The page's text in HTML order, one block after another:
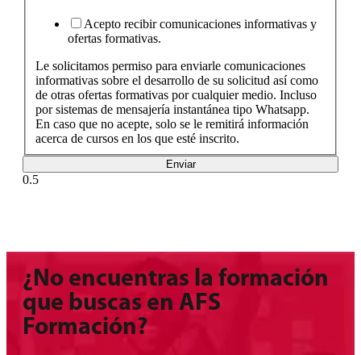
Acepto recibir comunicaciones informativas y
ofertas formativas.
Le solicitamos permiso para enviarle comunicaciones
informativas sobre el desarrollo de su solicitud así como
de otras ofertas formativas por cualquier medio. Incluso
por sistemas de mensajería instantánea tipo Whatsapp.
En caso que no acepte, solo se le remitirá información
acerca de cursos en los que esté inscrito.
Enviar
¿No encuentras la formación
que buscas en AFS
Formación?